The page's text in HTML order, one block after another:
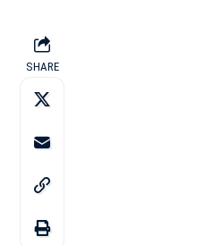
SHARE